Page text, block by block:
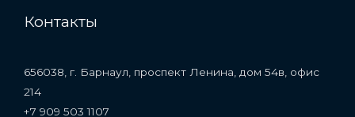
Контакты
656038, г. Барнаул, проспект Ленина, дом 54в, офис
214
+7 909 503 1107